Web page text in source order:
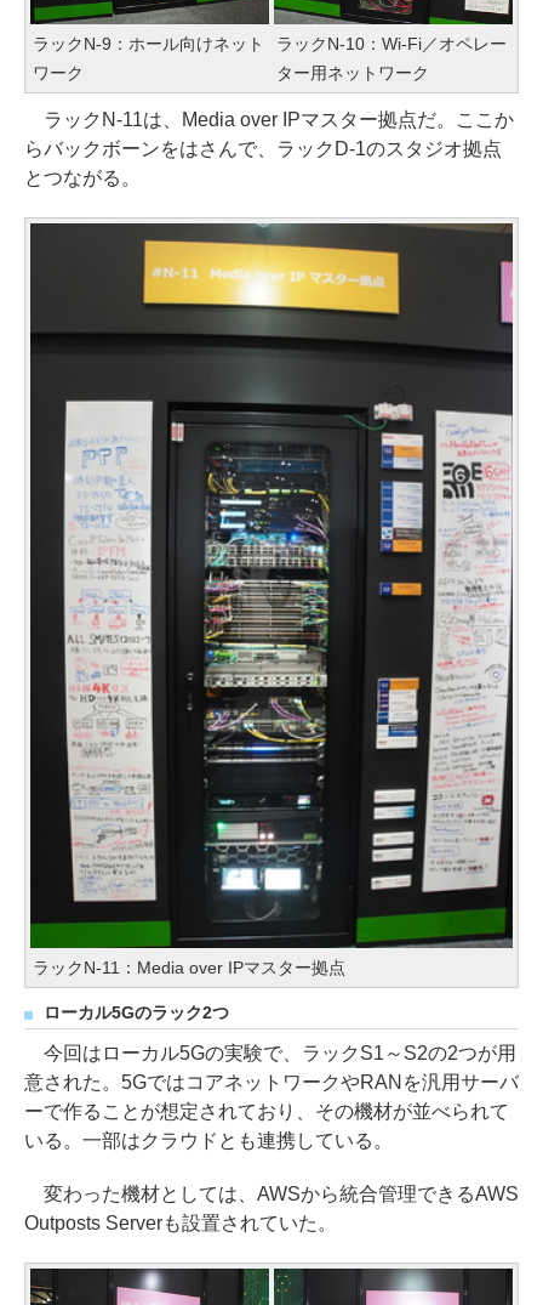
ラックN-9：ホール向けネット
ワーク
ラックN-10：Wi-Fi／オペレー
ター用ネットワーク
ラックN-11は、Media over IPマスター拠点だ。ここか
らバックボーンをはさんで、ラックD-1のスタジオ拠点
とつながる。
ラックN-11：Media over IPマスター拠点
ローカル5Gのラック2つ
今回はローカル5Gの実験で、ラックS1～S2の2つが用
意された。5GではコアネットワークやRANを汎用サーバ
ーで作ることが想定されており、その機材が並べられて
いる。一部はクラウドとも連携している。
変わった機材としては、AWSから統合管理できるAWS
Outposts Serverも設置されていた。